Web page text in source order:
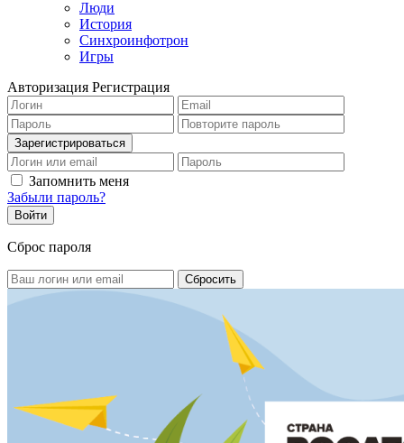
Люди
История
Синхроинфотрон
Игры
Авторизация Регистрация
Запомнить меня
Забыли пароль?
Сброс пароля